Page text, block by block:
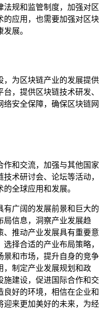
法规和监管制度，加强对区
的应用，也需要加强对区块
展。
，为区块链产业的发展提供
，提供区块链技术研发、
安全保障，确保区块链网
作和交流，加强与其他国家
术研讨会、论坛等活动，
全球应用和发展。
有广阔的发展前景和巨大的
局信息，洞察产业发展趋
、推动产业发展具有重要意
择合适的产业布局策略，
景和市场，提升自身的竞争
，制定产业发展规划和政
施建设，促进国际合作和交
好的环境，相信在企业和
迎来更加美好的未来，为经